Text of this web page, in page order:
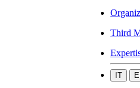
Third
IT